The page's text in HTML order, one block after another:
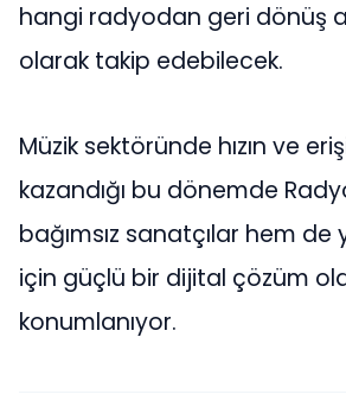
hangi radyodan geri dönüş
olarak takip edebilecek.
Müzik sektöründe hızın ve
kazandığı bu dönemde
bağımsız sanatçılar hem de
için güçlü bir dijital çözüm
konumlanıyor.